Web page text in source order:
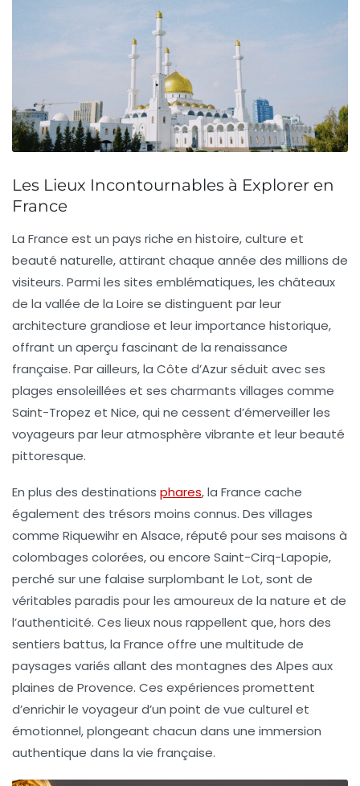
Les Lieux Incontournables à Explorer en
France
La France est un pays riche en histoire,culture et
beauté naturelle, attirant chaque année des millions de
visiteurs. Parmi les sites emblématiques, les châteaux
de la vallée de la Loire se distinguent par leur
architecture grandiose et leur importance historique,
offrant un aperçu fascinant de la renaissance
française. Par ailleurs, la Côte d’Azurséduit avec ses
plages ensoleillées et ses charmants villages comme
Saint-Tropez et Nice, qui ne cessent d’émerveiller les
voyageurs par leur atmosphère vibrante et leur beauté
pittoresque.
En plus des destinations phares, la France cache
également des trésors moins connus. Des villages
comme Riquewihren Alsace, réputé pour ses maisons à
colombages colorées, ou encore Saint-Cirq-Lapopie,
perché sur une falaise surplombant le Lot, sont de
véritables paradis pour les amoureux de la nature et de
l’authenticité. Ces lieux nous rappellent que, hors des
sentiers battus, la France offre une multitude de
paysages variés allant des montagnes des Alpes aux
plaines de Provence. Ces expériences promettent
d’enrichir le voyageur d’un point de vue culturel et
émotionnel, plongeant chacun dans une immersion
authentique dans la vie française.